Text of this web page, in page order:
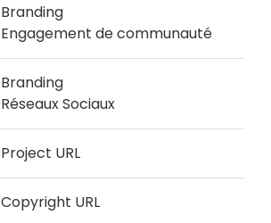
Branding
Engagement de communauté
Branding
Réseaux Sociaux
Project URL
Copyright URL